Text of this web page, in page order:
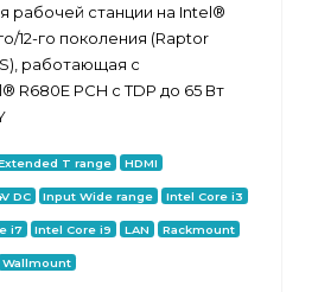
рабочей станции на Intel®
12-го поколения (Raptor
работающая с
R680E PCH с TDP до 65 Вт
T range HDMI
DC Input Wide range Intel Core i3
i7 Intel Core i9 LAN Rackmount
Wallmount